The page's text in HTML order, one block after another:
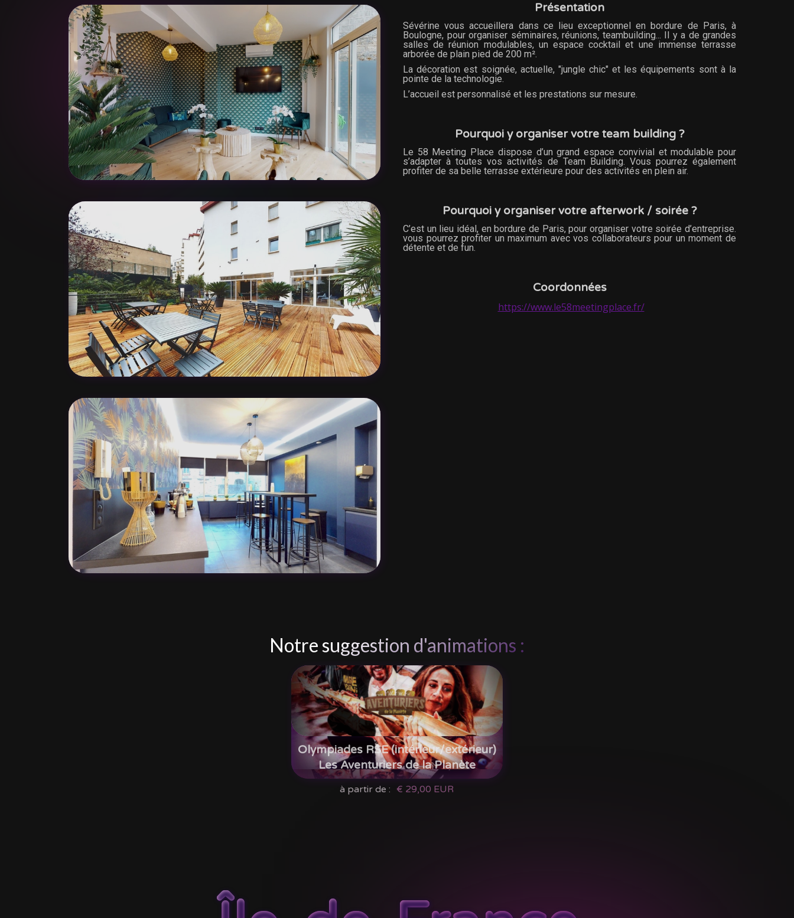
Présentation
Sévérine vous accueillera dans ce lieu exceptionnel en bordure de Paris, à
Boulogne, pour organiser séminaires, réunions, teambuilding... Il y a de grandes
salles de réunion modulables, un espace cocktail et une immense terrasse
arborée de plain pied de 200 m².
La décoration est soignée, actuelle, "jungle chic" et les équipements sont à la
pointe de la technologie.
L’accueil est personnalisé et les prestations sur mesure.
Pourquoi y organiser votre team building ?
Le 58 Meeting Place dispose d’un grand espace convivial et modulable pour
s’adapter à toutes vos activités de Team Building. Vous pourrez également
profiter de sa belle terrasse extérieure pour des activités en plein air.
Pourquoi y organiser votre afterwork / soirée ?
C’est un lieu idéal, en bordure de Paris, pour organiser votre soirée d’entreprise.
vous pourrez profiter un maximum avec vos collaborateurs pour un moment de
détente et de fun.
Coordonnées
https://www.le58meetingplace.fr/
Notre suggestion d'animations :
Olympiades RSE (intérieur/extérieur)
Les Aventuriers de la Planète
à partir de : € 29,00 EUR